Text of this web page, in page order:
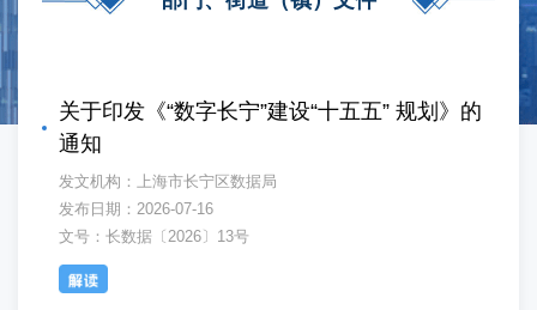
关于印发《“数字长宁”建设“十五五” 规划》的
通知
发文机构：上海市长宁区数据局
发布日期：2026-07-16
文号：长数据〔2026〕13号